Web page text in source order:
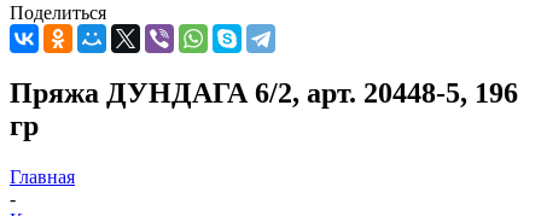
Поделиться
Пряжа ДУНДАГА 6/2, арт. 20448-5, 196
гр
Главная
-